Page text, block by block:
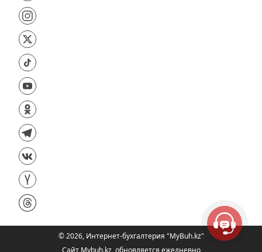
©2026, Интернет-бухгалтерия "MyBuh.kz"
Сайт Mybuh.kz, обновляется ежедневно